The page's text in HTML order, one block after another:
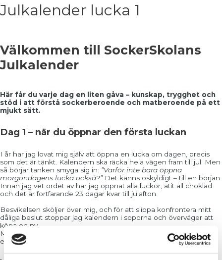
Julkalender lucka 1
Välkommen till SockerSkolans
Julkalender
Här får du varje dag en liten gåva – kunskap, trygghet och
stöd i att förstå sockerberoende och matberoende på ett
mjukt sätt.
Dag 1 – när du öppnar den första luckan
I år har jag lovat mig själv att öppna en lucka om dagen, precis
som det är tänkt. Kalendern ska räcka hela vägen fram till jul. Men
så börjar tanken smyga sig in: ”Varför inte bara öppna
morgondagens lucka också?”Det känns oskyldigt – till en början.
Innan jag vet ordet av har jag öppnat alla luckor, ätit all choklad
och det är fortfarande 23 dagar kvar till julafton.
Besvikelsen sköljer över mig, och för att slippa konfrontera mitt
dåliga beslut stoppar jag kalendern i soporna och överväger att
köpa en ny.
Men innerst inne vet jag att det här handlar om något större än
en kalender.